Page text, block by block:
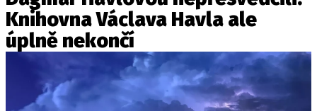
Knihovna Václava Havla ale
úplně nekončí